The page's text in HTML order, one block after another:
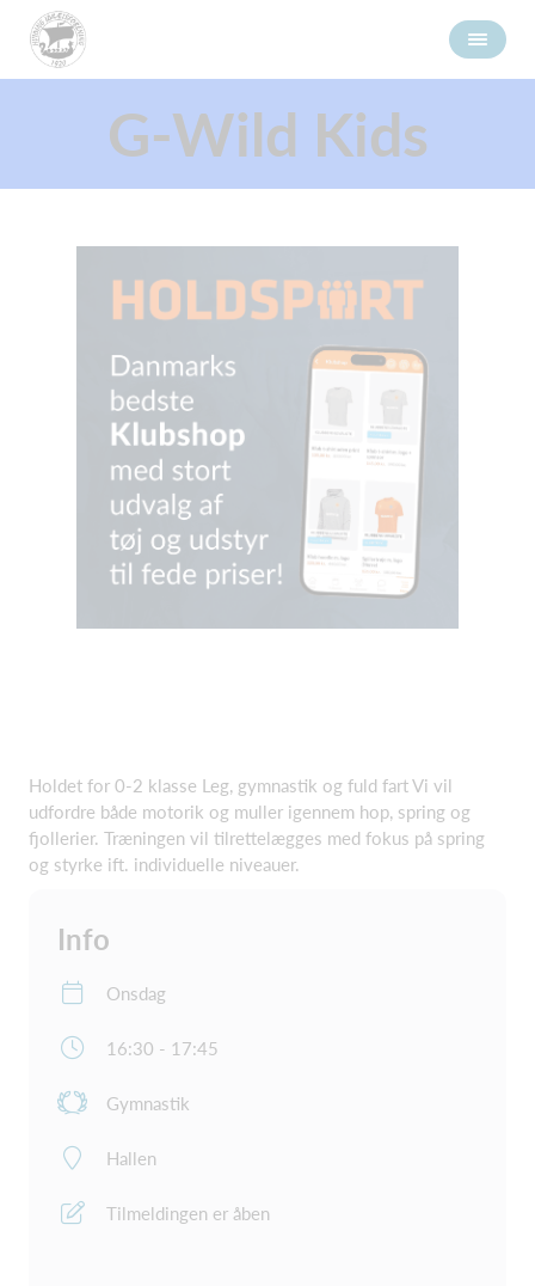
G-Wild Kids
Holdet for 0-2 klasse Leg, gymnastik og fuld fart Vi vil
udfordre både motorik og muller igennem hop, spring og
fjollerier. Træningen vil tilrettelægges med fokus på spring
og styrke ift. individuelle niveauer.
Info
Onsdag
16:30 - 17:45
Gymnastik
Hallen
Tilmeldingen er åben